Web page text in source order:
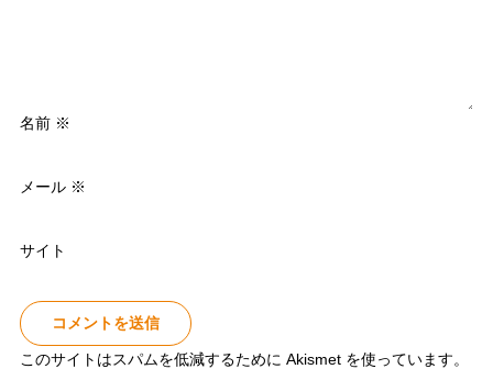
名前 ※
メール ※
サイト
このサイトはスパムを低減するために Akismet を使っています。